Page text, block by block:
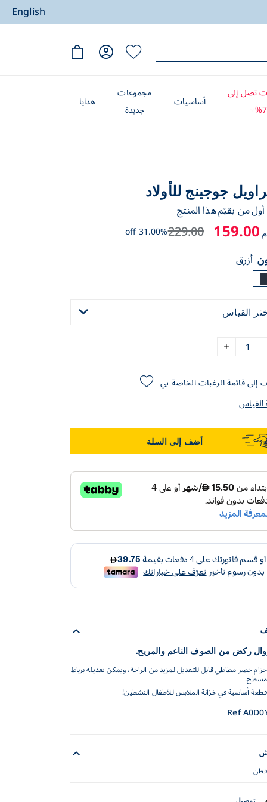
English
تصل إلى
أساسيات
مجموعات
جديدة
هدايا
جوجينج للأولاد
من يقيّم هذا المنتج
159.00
229.00
31.00% off
أزرق
القياس
قائمة الرغبات الخاصة بي
القياس
أضف إلى السلة
ركض من الصوف الناعم والمريح.
حزام خصر مطاطي قابل للتعديل لمزيد من الراحة، ويمكن تعديله برباط
مسطح.
قطعة أساسية في خزانة الملابس للأطفال النشطين!
Ref
قطن
توصيل